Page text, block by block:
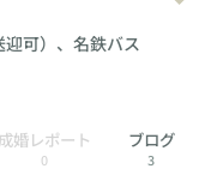
可）、名鉄バス
成婚レポート
0
ブログ
3